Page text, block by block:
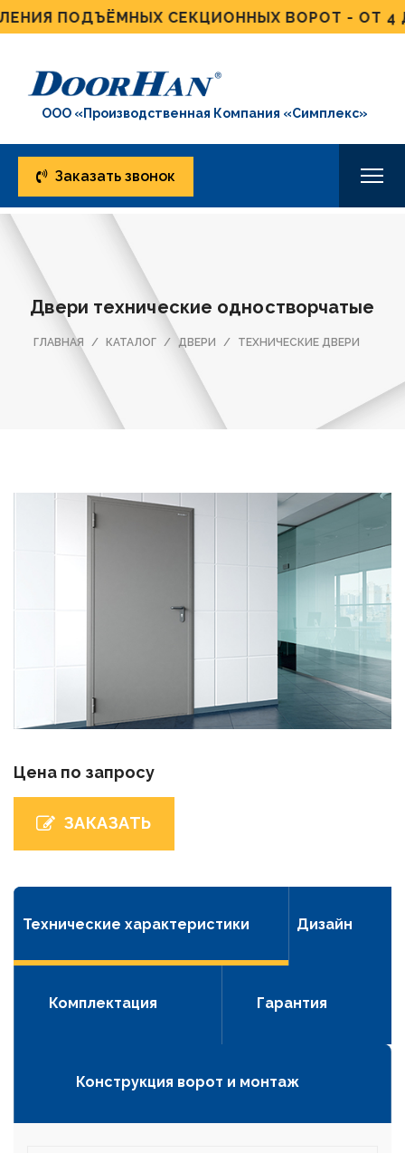
ПОДЪЁМНЫХ СЕКЦИОННЫХ ВОРОТ - ОТ 4
ООО «Производственная Компания «Симплекс»
Заказать звонок
Двери технические одностворчатые
ГЛАВНАЯ КАТАЛОГ ДВЕРИ ТЕХНИЧЕСКИЕ ДВЕРИ
Цена по запросу
ЗАКАЗАТЬ
Технические характеристики Дизайн
Комплектация Гарантия
Конструкция ворот и монтаж